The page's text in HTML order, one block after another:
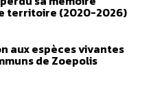
territoire (2020-2026)
aux espèces vivantes
de Zoepolis